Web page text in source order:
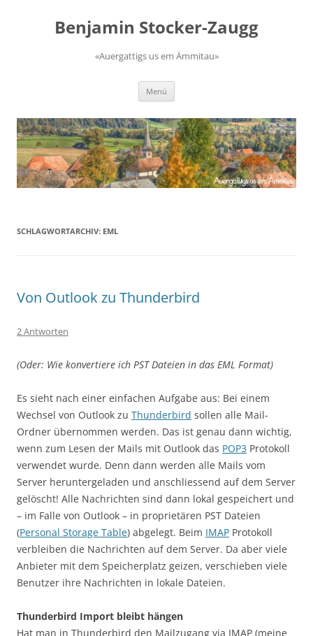
springenBenjamin Stocker-Zaugg
«Auergattigs us em Ämmitau»
Menü
SCHLAGWORTARCHIV: EML
Von Outlook zu Thunderbird
2 Antworten
(Oder: Wie konvertiere ich PST Dateien in das EML Format)
Es sieht nach einer einfachen Aufgabe aus: Bei einem
Wechsel von Outlook zu Thunderbird sollen alle Mail-
Ordner übernommen werden. Das ist genau dann wichtig,
wenn zum Lesen der Mails mit Outlook das POP3 Protokoll
verwendet wurde. Denn dann werden alle Mails vom
Server heruntergeladen und anschliessend auf dem Server
gelöscht! Alle Nachrichten sind dann lokal gespeichert und
– im Falle von Outlook – in proprietären PST Dateien
(Personal Storage Table) abgelegt. Beim IMAP Protokoll
verbleiben die Nachrichten auf dem Server. Da aber viele
Anbieter mit dem Speicherplatz geizen, verschieben viele
Benutzer ihre Nachrichten in lokale Dateien.
Thunderbird Import bleibt hängen
Hat man in Thunderbird den Mailzugang via IMAP (meine